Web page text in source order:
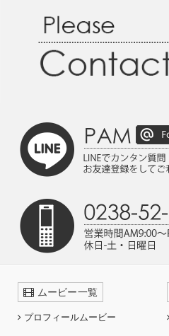
ムービー一覧
プロフィールムービー